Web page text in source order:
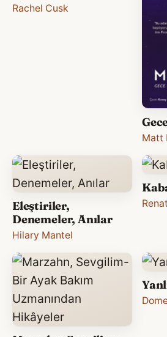
Rachel Cusk
Matt
Eleştiriler,
Denemeler, Anılar
Hilary Mantel